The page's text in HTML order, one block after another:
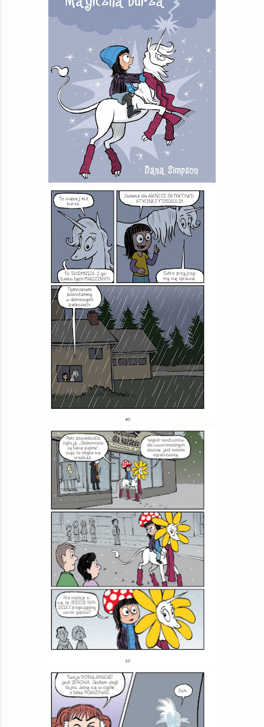
książka
34,99 zł
książka
swiatksiazki.pl
książka
37,00 zł
Empik
książka
37,99 zł
booktime.pl
książka
38,63 zł
Woblink.com książka